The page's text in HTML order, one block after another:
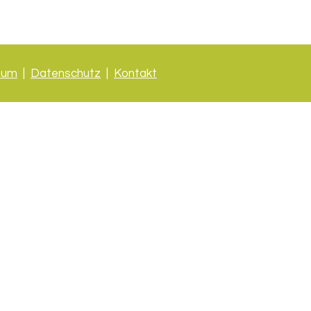
Datenschutz Kontakt